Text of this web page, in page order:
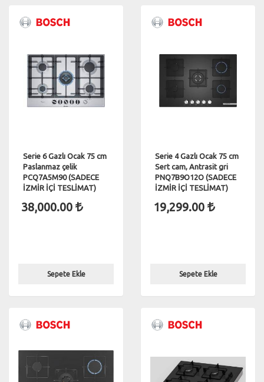
Serie 6 Gazlı Ocak 75 cm
Paslanmaz çelik
PCQ7A5M90 (SADECE
İZMİR İÇİ TESLİMAT)
38,000.00
Sepete Ekle
Serie 4 Gazlı Ocak 75 cm
Sert cam, Antrasit gri
PNQ7B9O12O (SADECE
İZMİR İÇİ TESLİMAT)
19,299.00
Sepete Ekle